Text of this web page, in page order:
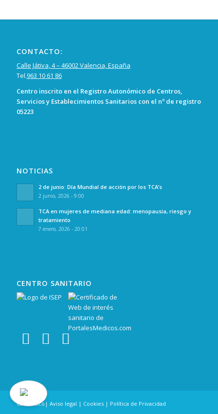
CONTACTO:
Calle Játiva, 4 – 46002 Valencia, España
Tel.963 10 61 86
Centro inscrito en el Registro Autonómico de Centros,
Servicios y Establecimientos Sanitarios con el nº de registro
05223
NOTICIAS
2 de junio: Día Mundial de acción por los TCA’s
2 junio, 2026 - 9:00
TCA en mujeres de mediana edad: menopausia, riesgo y
tratamiento
7 enero, 2026 - 20:01
CENTRO SANITARIO
Canal Ético | Aviso legal | Cookies| Política de Privacidad